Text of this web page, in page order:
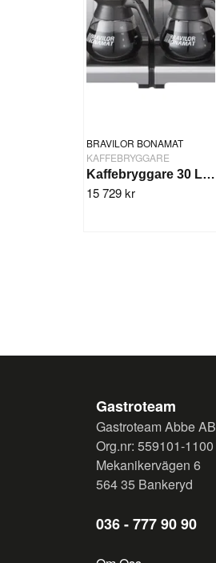
BRAVILOR BONAMAT
KAFFEBRYGGARE
Kaffebryggare 30 Ltr 400V Matic Twin Bonamat
15 729 kr
Gastroteam
Gastroteam Abbe AB
Org.nr: 559101-1100
Mekanikervägen 6
564 35 Bankeryd
036 - 777 90 90